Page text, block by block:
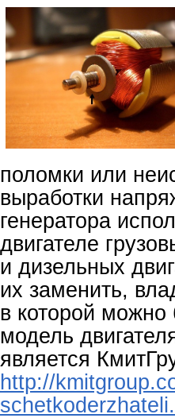
поломки или
выработки
генератора
двигателе
и дизельных
их заменить,
в которой можно
модель
является
http://